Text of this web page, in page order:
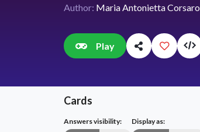
Author: Maria Antonietta Corsaro
Play
Cards
Answers visibility: Display as: